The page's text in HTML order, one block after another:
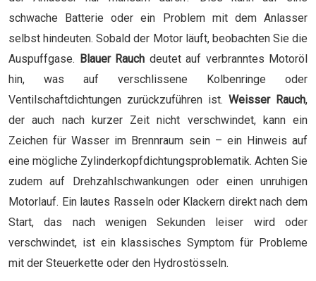
schwache Batterie oder ein Problem mit dem Anlasser
selbst hindeuten. Sobald der Motor läuft, beobachten Sie die
Auspuffgase. Blauer Rauch deutet auf verbranntes Motoröl
hin, was auf verschlissene Kolbenringe oder
Ventilschaftdichtungen zurückzuführen ist. Weisser Rauch,
der auch nach kurzer Zeit nicht verschwindet, kann ein
Zeichen für Wasser im Brennraum sein – ein Hinweis auf
eine mögliche Zylinderkopfdichtungsproblematik. Achten Sie
zudem auf Drehzahlschwankungen oder einen unruhigen
Motorlauf. Ein lautes Rasseln oder Klackern direkt nach dem
Start, das nach wenigen Sekunden leiser wird oder
verschwindet, ist ein klassisches Symptom für Probleme
mit der Steuerkette oder den Hydrostösseln.